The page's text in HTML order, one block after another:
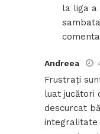
la liga a
Andreea
Frustrați
luat jucători
descurcat
integralitate